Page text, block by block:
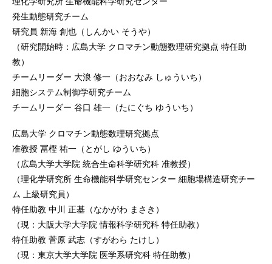
発生動態研究チーム
研究員 新海 創也（しんかい そうや）
（研究開始時：広島大学 クロマチン動態数理研究拠点 特任助
教）
チームリーダー 大浪 修一（おおなみ しゅういち）
細胞システム制御学研究チーム
チームリーダー 谷口 雄一（たにぐち ゆういち）
広島大学 クロマチン動態数理研究拠点
准教授 冨樫 祐一（とがし ゆういち）
（広島大学大学院 統合生命科学研究科 准教授）
（理化学研究所 生命機能科学研究センター 細胞場構造研究チー
ム 上級研究員）
特任助教 中川 正基（なかがわ まさき）
（現：大阪大学大学院 情報科学研究科 特任助教）
特任助教 菅原 武志（すがわら たけし）
（現：東京大学大学院 医学系研究科 特任助教）